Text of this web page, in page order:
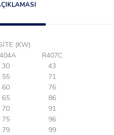
(KW)
R407C
30
43
55
71
60
76
65
86
70
91
75
96
79
99